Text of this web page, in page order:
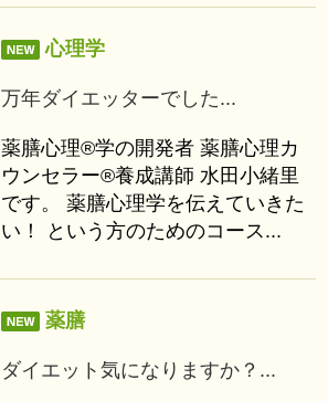
心理学
万年ダイエッターでした...
薬膳心理®学の開発者 薬膳心理カ
ウンセラー®養成講師 水田小緒里
です。 薬膳心理学を伝えていきた
い！ という方のためのコース...
薬膳
ダイエット気になりますか？...